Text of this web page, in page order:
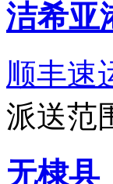
洁希亚
顺丰速
派送范
无棣县